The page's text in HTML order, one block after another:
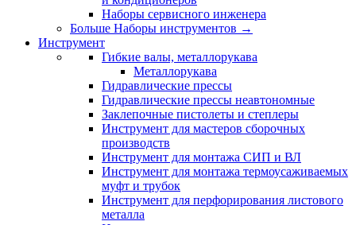
Наборы сервисного инженера
Больше Наборы инструментов →
Инструмент
Гибкие валы, металлорукава
Металлорукава
Гидравлические прессы
Гидравлические прессы неавтономные
Заклепочные пистолеты и степлеры
Инструмент для мастеров сборочных
производств
Инструмент для монтажа СИП и ВЛ
Инструмент для монтажа термоусаживаемых
муфт и трубок
Инструмент для перфорирования листового
металла